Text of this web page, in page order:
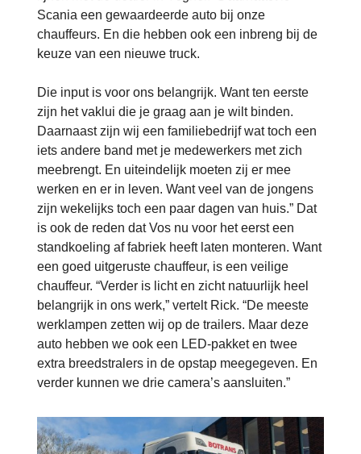
Scania een gewaardeerde auto bij onze
chauffeurs. En die hebben ook een inbreng bij de
keuze van een nieuwe truck.
Die input is voor ons belangrijk. Want ten eerste
zijn het vaklui die je graag aan je wilt binden.
Daarnaast zijn wij een familiebedrijf wat toch een
iets andere band met je medewerkers met zich
meebrengt. En uiteindelijk moeten zij er mee
werken en er in leven. Want veel van de jongens
zijn wekelijks toch een paar dagen van huis.” Dat
is ook de reden dat Vos nu voor het eerst een
standkoeling af fabriek heeft laten monteren. Want
een goed uitgeruste chauffeur, is een veilige
chauffeur. “Verder is licht en zicht natuurlijk heel
belangrijk in ons werk,” vertelt Rick. “De meeste
werklampen zetten wij op de trailers. Maar deze
auto hebben we ook een LED-pakket en twee
extra breedstralers in de opstap meegegeven. En
verder kunnen we drie camera’s aansluiten.”